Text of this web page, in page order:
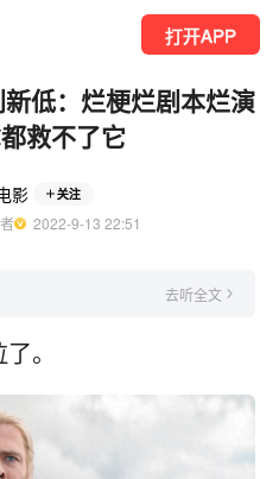
打开APP
低：烂梗烂剧本烂演
救不了它
影 关注
  2022-9-13 22:51
去听全文
。